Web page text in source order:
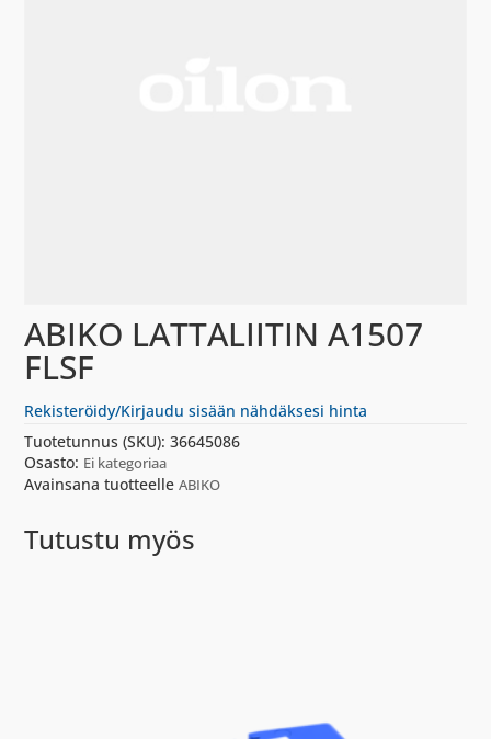
ABIKO LATTALIITIN A1507
FLSF
Rekisteröidy/Kirjaudu sisään nähdäksesi hinta
Tuotetunnus (SKU):36645086
Osasto: Ei kategoriaa
Avainsana tuotteelleABIKO
Tutustu myös